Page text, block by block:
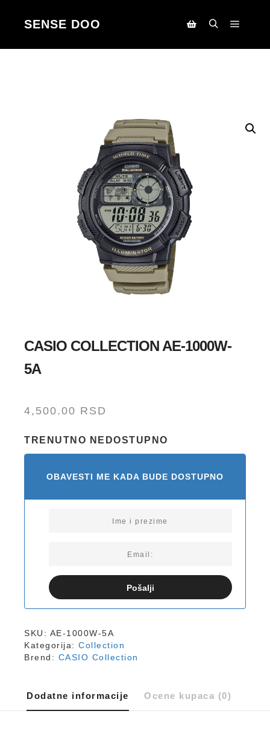
SENSE DOO
CASIO COLLECTION AE-1000W-
5A
4,500.00 RSD
TRENUTNO NEDOSTUPNO
OBAVESTI ME KADA BUDE DOSTUPNO
Pošalji
SKU: AE-1000W-5A
Kategorija: Collection
Brend: CASIO Collection
Dodatne informacije Ocene kupaca (0)